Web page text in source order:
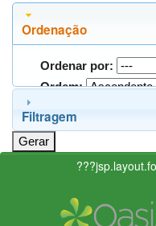
Ordenação
Ordenar por:
Ordem:
Filtragem